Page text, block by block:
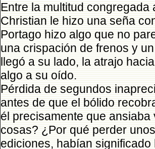
Entre la multitud
Christian le hizo una seña
Portago hizo algo que no
una crispación de frenos y
llegó a su lado, la atrajo
algo a su oído.
Pérdida de segundos
antes de que el bólido
él precisamente que
cosas? ¿Por qué perder
ediciones, habían